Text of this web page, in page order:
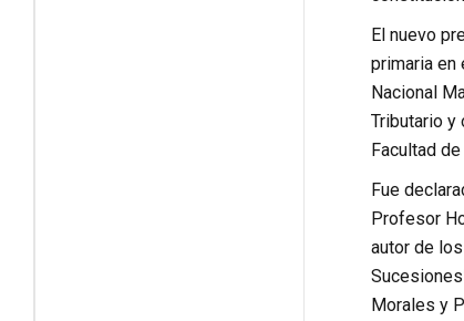
El nuevo
primaria en
Nacional
Tributario y
Facultad
Fue
Profesor
autor de
Morales y